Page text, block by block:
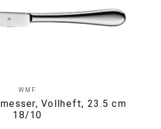
WMF
Vollheft, 23.5 cm
18/10